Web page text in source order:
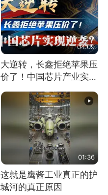
04:09
大逆转，长鑫拒绝苹果压
价了！中国芯片产业实现
怎样的逆袭？
01:36
这就是鹰酱工业真正的护
城河的真正原因